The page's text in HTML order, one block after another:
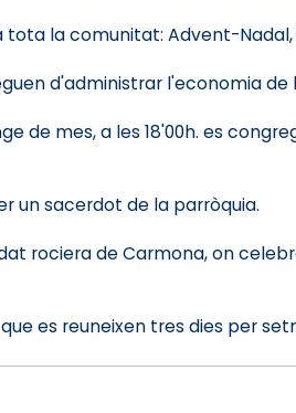
la comunitat: Advent-
d'administrar l'economia de
de mes, a les 18'00h. es
un sacerdot de la parròquia.
rociera de Carmona, on
es reuneixen tres dies per